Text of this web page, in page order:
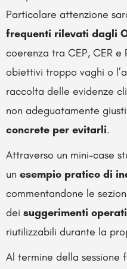
Particolare attenzione
frequenti rilevati dagli
coerenza tra CEP, CER e
obiettivi troppo vaghi o
raccolta delle evidenze
non adeguatamente
concrete per evitarli.
Attraverso un mini–case
un esempio pratico di
commentandone le
dei suggerimenti
riutilizzabili durante la
Al termine della sessione